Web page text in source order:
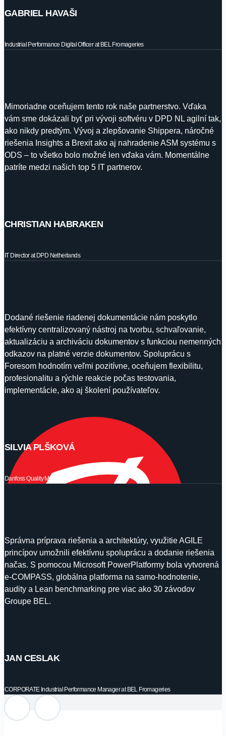
GABRIEL HAVAŠI
Industrial Performance Digital Officer at BEL Fromageries
Mimoriadne oceňujem tento rok naše partnerstvo. Vďaka
vám sme dokázali byť pri vývoji softvéru v DPD NL agilní tak,
ako nikdy predtým. Vývoj a zlepšovanie Shippera, náročné
riešenia Insights a Brexit ako aj nahradenie ASM systému s
ODS – to všetko bolo možné len vďaka vám. Momentálne
patríte medzi našich top 5 IT partnerov.
CHRISTIAN HABRAKEN
IT Director at DPD Netherlands
Dodané riešenie riadenej dokumentácie nám poskytlo
efektívny centralizovaný nástroj na tvorbu, schvaľovanie,
aktualizáciu a archiváciu dokumentov s funkciou nemenných
odkazov na platné verzie dokumentov. Spoluprácu s
Foresom hodnotím veľmi pozitívne, oceňujem flexibilitu,
profesionalitu a rýchle reakcie počas testovania,
implementácie, ako aj školení používateľov.
SILVIA PLŠKOVÁ
Danfoss Quality Manager
Správna príprava riešenia a architektúry, využitie AGILE
princípov umožnili efektívnu spoluprácu a dodanie riešenia
načas. S pomocou Microsoft PowerPlatformy bola vytvorená
e-COMPASS, globálna platforma na samo-hodnotenie,
audity a Lean benchmarking pre viac ako 30 závodov
Groupe BEL.
JAN CESLAK
CORPORATE Industrial Performance Manager at BEL Fromageries
PRÍPADOVÉ ŠTÚDIE